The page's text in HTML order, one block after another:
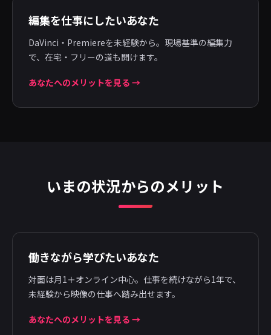
編集を仕事にしたいあなた
DaVinci・Premiereを未経験から。現場基準の編集力
で、在宅・フリーの道も開けます。
あなたへのメリットを見る →
いまの状況からのメリット
働きながら学びたいあなた
対面は月1＋オンライン中心。仕事を続けながら1年で、
未経験から映像の仕事へ踏み出せます。
あなたへのメリットを見る →